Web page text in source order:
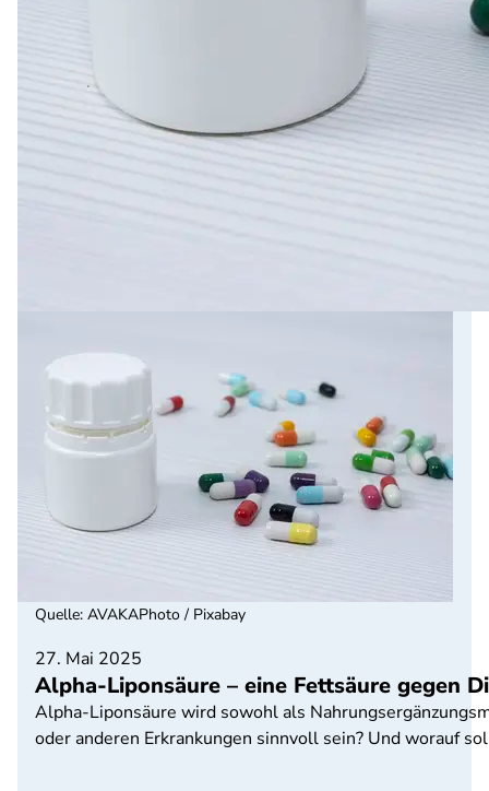
27. Mai 2025
Alpha-Liponsäure – eine Fettsäure gegen
Alpha-Liponsäure wird sowohl als
oder anderen Erkrankungen sinnvoll sein? Und worauf
Quelle: AVAKAPhoto / Pixabay